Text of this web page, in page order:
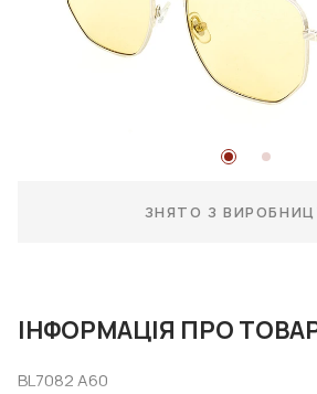
ЗНЯТО З
ІНФОРМАЦІЯ ПРО
BL7082 A60